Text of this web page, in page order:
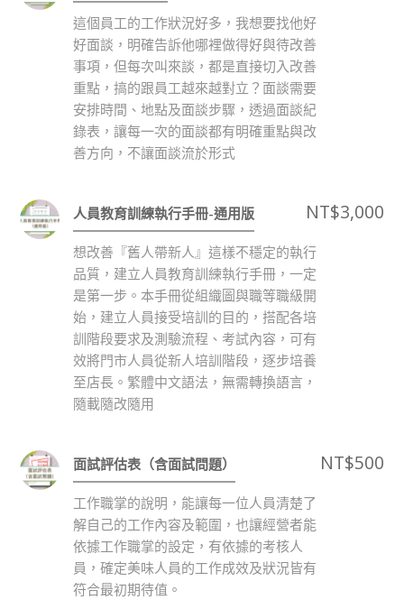
這個員工的工作狀況好多，我想要找他好
好面談，明確告訴他哪裡做得好與待改善
事項，但每次叫來談，都是直接切入改善
重點，搞的跟員工越來越對立？面談需要
安排時間、地點及面談步驟，透過面談紀
錄表，讓每一次的面談都有明確重點與改
善方向，不讓面談流於形式
人員教育訓練執行手冊-通用版 NT$3,000
想改善『舊人帶新人』這樣不穩定的執行
品質，建立人員教育訓練執行手冊，一定
是第一步。本手冊從組織圖與職等職級開
始，建立人員接受培訓的目的，搭配各培
訓階段要求及測驗流程、考試內容，可有
效將門市人員從新人培訓階段，逐步培養
至店長。繁體中文語法，無需轉換語言，
隨載隨改隨用
面試評估表（含面試問題） NT$500
工作職掌的說明，能讓每一位人員清楚了
解自己的工作內容及範圍，也讓經營者能
依據工作職掌的設定，有依據的考核人
員，確定美味人員的工作成效及狀況皆有
符合最初期待值。